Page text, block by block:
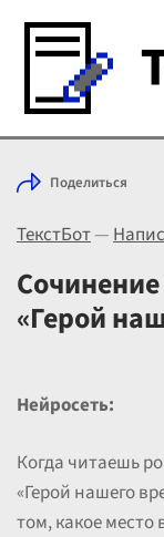
Войти с
Выбрать режим
Цены
Поделиться
ТекстБот—
«Герой
Нейросеть:
Когда читаешь
«Герой нашего
том, какое место